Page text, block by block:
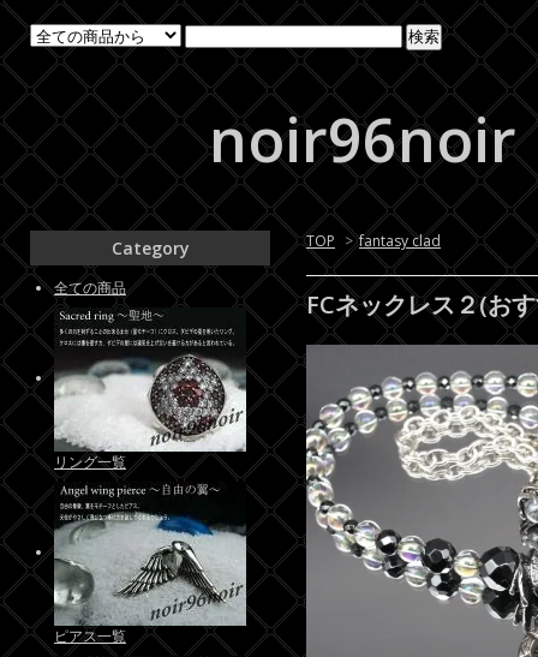
noir96noir
TOP > fantasy clad
FCネックレス２(お
Category
全ての商品
リング一覧
ピアス一覧